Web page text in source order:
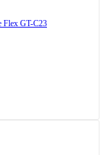
Flex GT-C23